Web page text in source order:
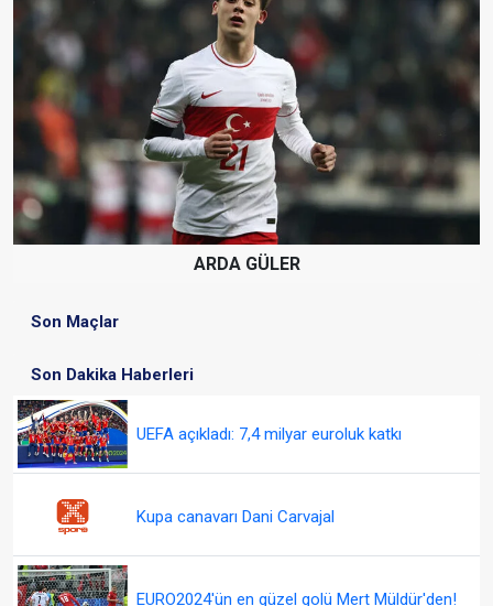
ARDA GÜLER
Son Maçlar
Son Dakika Haberleri
UEFA açıkladı: 7,4 milyar euroluk katkı
Kupa canavarı Dani Carvajal
EURO2024'ün en güzel golü Mert Müldür'den!